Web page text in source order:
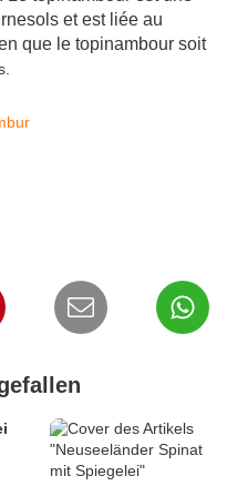
et est liée au
que le topinambour soit